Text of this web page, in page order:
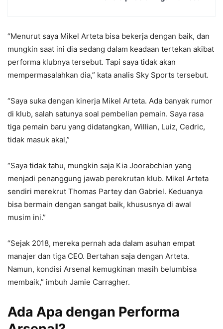
“Menurut saya Mikel Arteta bisa bekerja dengan baik, dan
mungkin saat ini dia sedang dalam keadaan tertekan akibat
performa klubnya tersebut. Tapi saya tidak akan
mempermasalahkan dia,” kata analis Sky Sports tersebut.
“Saya suka dengan kinerja Mikel Arteta. Ada banyak rumor
di klub, salah satunya soal pembelian pemain. Saya rasa
tiga pemain baru yang didatangkan, Willian, Luiz, Cedric,
tidak masuk akal,”
“Saya tidak tahu, mungkin saja Kia Joorabchian yang
menjadi penanggung jawab perekrutan klub. Mikel Arteta
sendiri merekrut Thomas Partey dan Gabriel. Keduanya
bisa bermain dengan sangat baik, khususnya di awal
musim ini.”
“Sejak 2018, mereka pernah ada dalam asuhan empat
manajer dan tiga CEO. Bertahan saja dengan Arteta.
Namun, kondisi Arsenal kemugkinan masih belumbisa
membaik,” imbuh Jamie Carragher.
Ada Apa dengan Performa